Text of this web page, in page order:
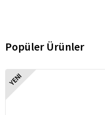
Popüler Ürünler
YENI